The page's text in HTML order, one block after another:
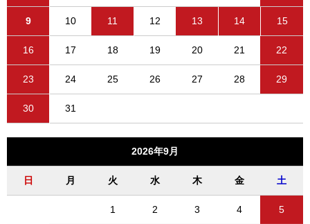
9 10 11 12 13 14 15
16 17 18 19 20 21 22
23 24 25 26 27 28 29
30 31
2026年9月
日 月 火 水 木 金 土
1 2 3 4 5